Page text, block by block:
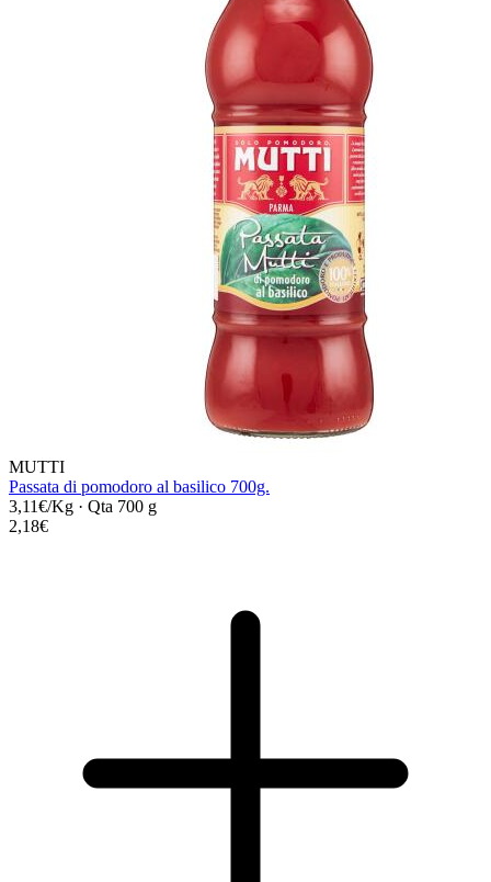
MUTTI
Passata di pomodoro al basilico 700g.
3,11€/Kg · Qta 700 g
2,18€